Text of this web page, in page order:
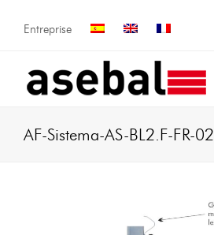
Entreprise
AF-Sistema-AS-BL2.F-FR-02